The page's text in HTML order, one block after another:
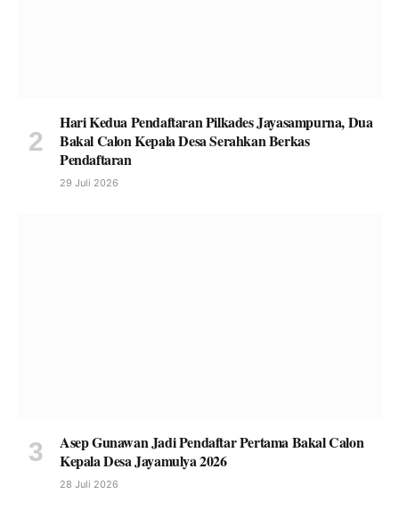
Hari Kedua Pendaftaran Pilkades Jayasampurna, Dua
Bakal Calon Kepala Desa Serahkan Berkas
Pendaftaran
29 Juli 2026
Asep Gunawan Jadi Pendaftar Pertama Bakal Calon
Kepala Desa Jayamulya 2026
28 Juli 2026